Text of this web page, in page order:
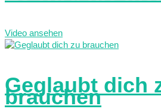
Video ansehen
Geglaubt dich
brauchen